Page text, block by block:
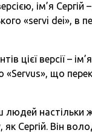
ім’я Сергій
«servi dei», в
цієї версії –
«Servus», що
людей настільки
як Сергій. Він